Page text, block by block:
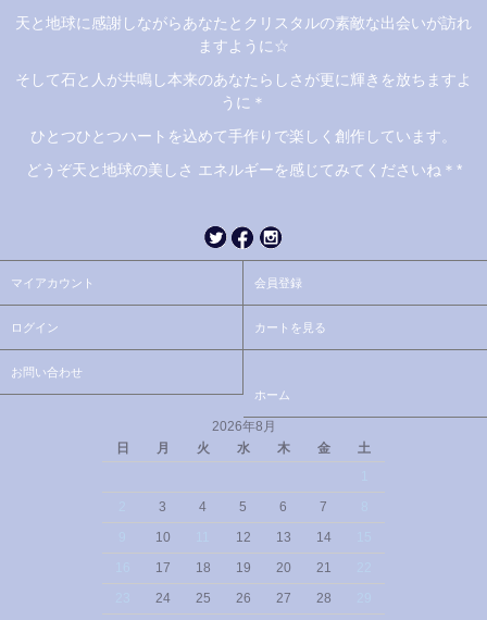
天と地球に感謝しながらあなたとクリスタルの素敵な出会いが訪れ
ますように☆
そして石と人が共鳴し本来のあなたらしさが更に輝きを放ちますよ
うに＊
ひとつひとつハートを込めて手作りで楽しく創作しています。
どうぞ天と地球の美しさ エネルギーを感じてみてくださいね＊*
マイアカウント 会員登録
ログイン カートを見る
お問い合わせ
ホーム
2026年8月
日
月 火 水 木 金
土
3 4 5 6 7
10 12 13 14
17 18 19 20 21
24 25 26 27 28